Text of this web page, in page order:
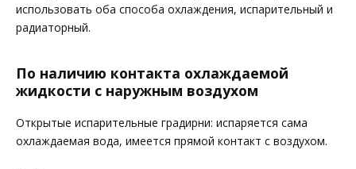
использовать оба способа охлаждения, испарительный и
радиаторный.
По наличию контакта охлаждаемой
жидкости с наружным воздухом
Открытые испарительные градирни: испаряется сама
охлаждаемая вода, имеется прямой контакт с воздухом.